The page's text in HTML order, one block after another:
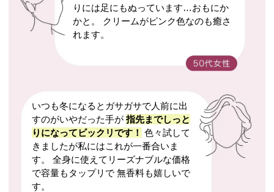
りには足にもぬっています…おもにか
かと。 クリームがピンク色なのも癒さ
れます。
いつも冬になるとガサガサで人前に出
すのがいやだった手が 指先までしっと
りになってビックリです！ 色々試して
きましたが私にはこれが一番合いま
す。 全身に使えてリーズナブルな価格
で容量もタップリで 無香料も嬉しいで
す。